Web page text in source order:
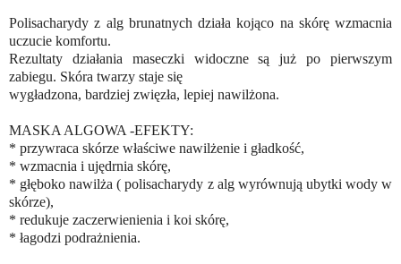
Polisacharydy z alg brunatnych działa kojąco na skórę wzmacnia
uczucie komfortu.
Rezultaty działania maseczki widoczne są już po pierwszym
zabiegu. Skóra twarzy staje się
wygładzona, bardziej zwięzła, lepiej nawilżona.
MASKA ALGOWA -EFEKTY:
* przywraca skórze właściwe nawilżenie i gładkość,
* wzmacnia i ujędrnia skórę,
* głęboko nawilża ( polisacharydy z alg wyrównują ubytki wody w
skórze),
* redukuje zaczerwienienia i koi skórę,
* łagodzi podrażnienia.